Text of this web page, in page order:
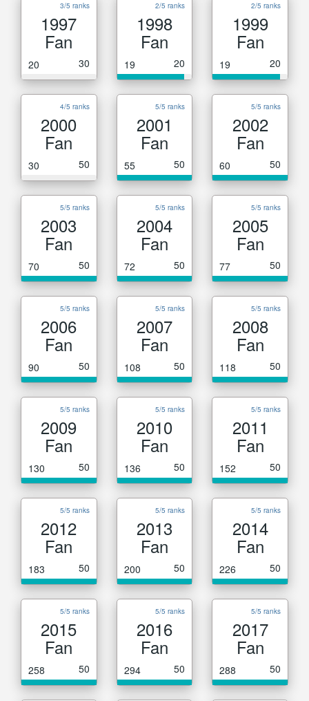
3/5 ranks
1997
Fan
20 30
2/5 ranks
1998
Fan
19 20
2/5 ranks
1999
Fan
19 20
4/5 ranks
2000
Fan
30 50
5/5 ranks
2001
Fan
55 50
5/5 ranks
2002
Fan
60 50
5/5 ranks
2003
Fan
70 50
5/5 ranks
2004
Fan
72 50
5/5 ranks
2005
Fan
77 50
5/5 ranks
2006
Fan
90 50
5/5 ranks
2007
Fan
108 50
5/5 ranks
2008
Fan
118 50
5/5 ranks
2009
Fan
130 50
5/5 ranks
2010
Fan
136 50
5/5 ranks
2011
Fan
152 50
5/5 ranks
2012
Fan
183 50
5/5 ranks
2013
Fan
200 50
5/5 ranks
2014
Fan
226 50
5/5 ranks
2015
Fan
258 50
5/5 ranks
2016
Fan
294 50
5/5 ranks
2017
Fan
288 50